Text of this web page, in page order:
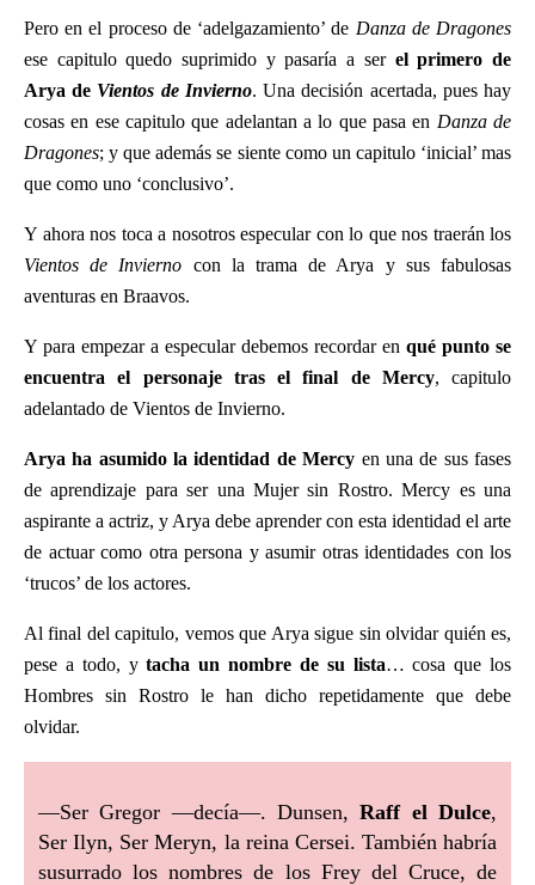
Pero en el proceso de ‘adelgazamiento’ de Danza de Dragones
ese capitulo quedo suprimido y pasaría a ser el primero de
Arya de Vientos de Invierno. Una decisión acertada, pues hay
cosas en ese capitulo que adelantan a lo que pasa en Danza de
Dragones; y que además se siente como un capitulo ‘inicial’ mas
que como uno ‘conclusivo’.
Y ahora nos toca a nosotros especular con lo que nos traerán los
Vientos de Invierno con la trama de Arya y sus fabulosas
aventuras en Braavos.
Y para empezar a especular debemos recordar en qué punto se
encuentra el personaje tras el final de Mercy, capitulo
adelantado de Vientos de Invierno.
Arya ha asumido la identidad de Mercy en una de sus fases
de aprendizaje para ser una Mujer sin Rostro. Mercy es una
aspirante a actriz, y Arya debe aprender con esta identidad el arte
de actuar como otra persona y asumir otras identidades con los
‘trucos’ de los actores.
Al final del capitulo, vemos que Arya sigue sin olvidar quién es,
pese a todo, ytacha un nombre de su lista… cosa que los
Hombres sin Rostro le han dicho repetidamente que debe
olvidar.
—Ser Gregor —decía—. Dunsen,Raff el Dulce,
Ser Ilyn, Ser Meryn, la reina Cersei. También habría
susurrado los nombres de los Frey del Cruce, de